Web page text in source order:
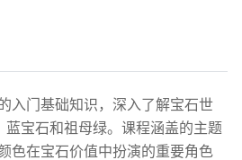
入门基础知识，深入了解宝石世
蓝宝石和祖母绿。课程涵盖的主题
色在宝石价值中扮演的重要角色